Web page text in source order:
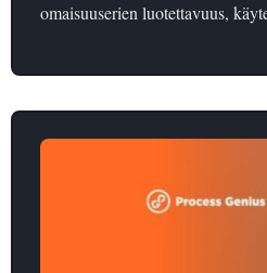
omaisuuserien luotettavuus,